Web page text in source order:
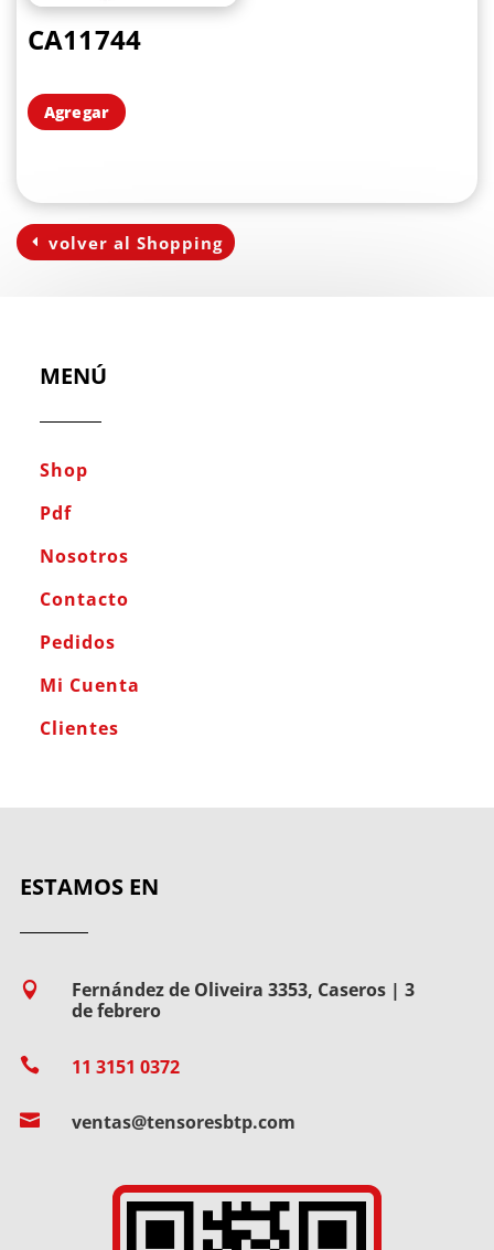
CA11744
Agregar
volver al Shopping
MENÚ
Shop
Pdf
Nosotros
Contacto
Pedidos
Mi Cuenta
Clientes
ESTAMOS EN

Fernández de Oliveira 3353, Caseros | 3
de febrero
 11 3151 0372
 ventas@tensoresbtp.com